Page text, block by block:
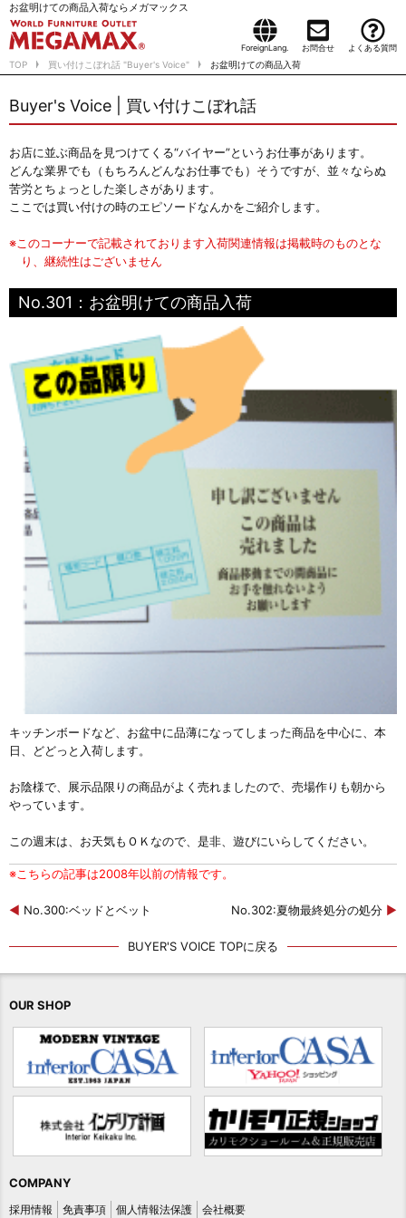
お盆明けての商品入荷ならメガマックス
ForeignLang. お問合せ よくある質問
TOP 買い付けこぼれ話 "Buyer's Voice" お盆明けての商品入荷
Buyer's Voice | 買い付けこぼれ話
お店に並ぶ商品を見つけてくる“バイヤー”というお仕事があります。
どんな業界でも（もちろんどんなお仕事でも）そうですが、並々ならぬ
苦労とちょっとした楽しさがあります。
ここでは買い付けの時のエピソードなんかをご紹介します。
※このコーナーで記載されております入荷関連情報は掲載時のものとな
り、継続性はございません
No.301：お盆明けての商品入荷
キッチンボードなど、お盆中に品薄になってしまった商品を中心に、本
日、どどっと入荷します。
お陰様で、展示品限りの商品がよく売れましたので、売場作りも朝から
やっています。
この週末は、お天気もＯＫなので、是非、遊びにいらしてください。
※こちらの記事は2008年以前の情報です。
◀ No.300:ベッドとベット No.302:夏物最終処分の処分 ▶
BUYER'S VOICE TOPに戻る
OUR SHOP
COMPANY
採用情報 免責事項 個人情報法保護 会社概要